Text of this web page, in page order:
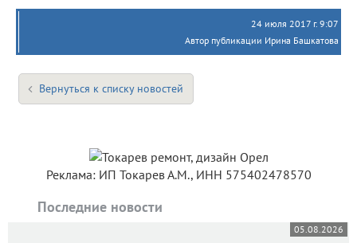
24 июля 2017 г. 9:07
Автор публикации Ирина Башкатова
Вернуться к списку новостей
Реклама: ИП Токарев А.М., ИНН 575402478570
Последние новости
05.08.2026